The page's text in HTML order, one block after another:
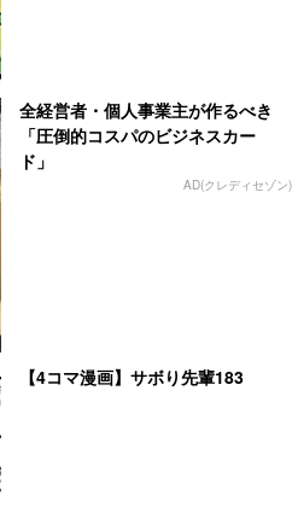
全経営者・個人事業主が作るべき
「圧倒的コスパのビジネスカー
ド」
AD(クレディセゾン)
【4コマ漫画】サボり先輩183